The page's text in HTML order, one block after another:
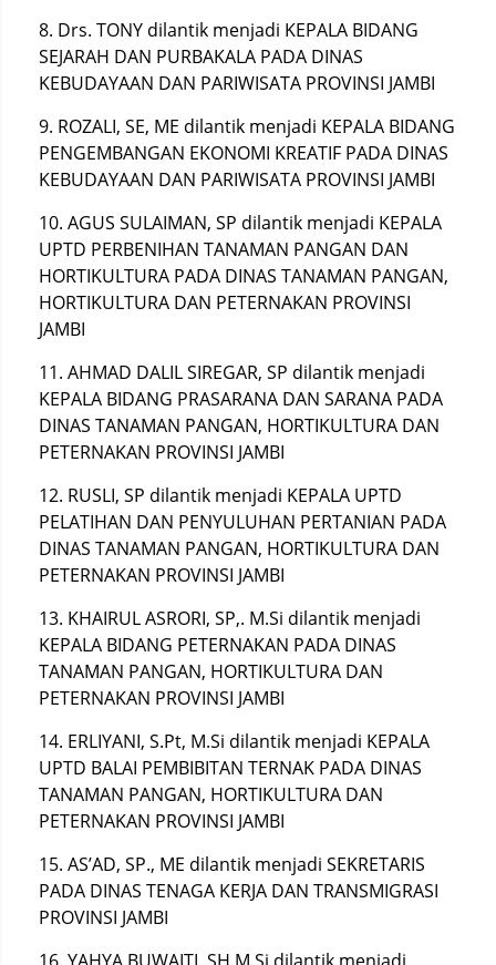
8. Drs. TONY dilantik menjadi KEPALA BIDANG
SEJARAH DAN PURBAKALA PADA DINAS
KEBUDAYAAN DAN PARIWISATA PROVINSI JAMBI
9. ROZALI, SE, ΜΕ dilantik menjadi KEPALA BIDANG
PENGEMBANGAN EKONOMI KREATIF PADA DINAS
KEBUDAYAAN DAN PARIWISATA PROVINSI JAMBI
10. AGUS SULAIMAN, SP dilantik menjadi KEPALA
UPTD PERBENIHAN TANAMAN PANGAN DAN
HORTIKULTURA PADA DINAS TANAMAN PANGAN,
HORTIKULTURA DAN PETERNAKAN PROVINSI
JAMBI
11. AHMAD DALIL SIREGAR, SP dilantik menjadi
KEPALA BIDANG PRASARANA DAN SARANA PADA
DINAS TANAMAN PANGAN, HORTIKULTURA DAN
PETERNAKAN PROVINSI JAMBI
12. RUSLI, SP dilantik menjadi KEPALA UPTD
PELATIHAN DAN PENYULUHAN PERTANIAN PADA
DINAS TANAMAN PANGAN, HORTIKULTURA DAN
PETERNAKAN PROVINSI JAMBI
13. KHAIRUL ASRORI, SP,. M.Si dilantik menjadi
KEPALA BIDANG PETERNAKAN PADA DINAS
TANAMAN PANGAN, HORTIKULTURA DAN
PETERNAKAN PROVINSI JAMBI
14. ERLIYANI, S.Pt, M.Si dilantik menjadi KEPALA
UPTD BALAI PEMBIBITAN TERNAK PADA DINAS
TANAMAN PANGAN, HORTIKULTURA DAN
PETERNAKAN PROVINSI JAMBI
15. AS’AD, SP., ME dilantik menjadi SEKRETARIS
PADA DINAS TENAGA KERJA DAN TRANSMIGRASI
PROVINSI JAMBI
16. YAHYA BUWAITI, SH M.Si dilantik menjadi